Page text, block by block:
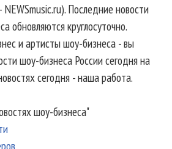
NEWSmusic.ru). Последние новости
обновляются круглосуточно.
и артисты шоу-бизнеса - вы
шоу-бизнеса России сегодня на
сегодня - наша работа.
шоу-бизнеса"